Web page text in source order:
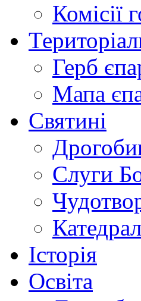
Комісії
Герб
Мапа
Святині
Слуги
Історія
Освіта